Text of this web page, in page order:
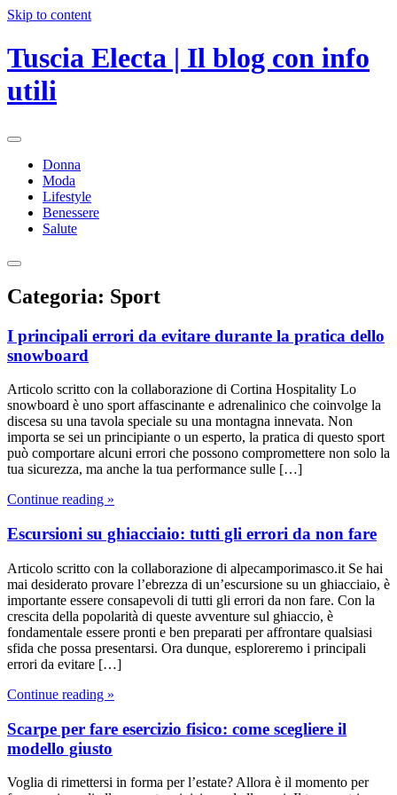
Skip to content
Tuscia Electa | Il blog con info
utili
Donna
Moda
Lifestyle
Benessere
Salute
Categoria: Sport
I principali errori da evitare durante la pratica dello
snowboard
Articolo scritto con la collaborazione di Cortina Hospitality Lo
snowboard è uno sport affascinante e adrenalinico che coinvolge la
discesa su una tavola speciale su una montagna innevata. Non
importa se sei un principiante o un esperto, la pratica di questo sport
può comportare alcuni errori che possono compromettere non solo la
tua sicurezza, ma anche la tua performance sulle […]
Continue reading »
Escursioni su ghiacciaio: tutti gli errori da non fare
Articolo scritto con la collaborazione di alpecamporimasco.it Se hai
mai desiderato provare l’ebrezza di un’escursione su un ghiacciaio, è
importante essere consapevoli di tutti gli errori da non fare. Con la
crescita della popolarità di queste avventure sul ghiaccio, è
fondamentale essere pronti e ben preparati per affrontare qualsiasi
sfida che possa presentarsi. Ora dunque, esploreremo i principali
errori da evitare […]
Continue reading »
Scarpe per fare esercizio fisico: come scegliere il
modello giusto
Voglia di rimettersi in forma per l’estate? Allora è il momento per